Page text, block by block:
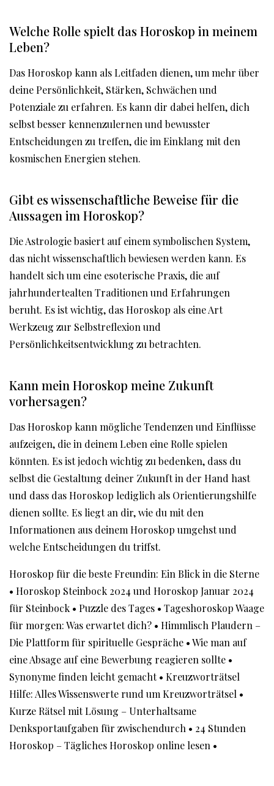
Welche Rolle spielt das Horoskop in meinem
Leben?
Das Horoskop kann als Leitfaden dienen, um mehr über
deine Persönlichkeit, Stärken, Schwächen und
Potenziale zu erfahren. Es kann dir dabei helfen, dich
selbst besser kennenzulernen und bewusster
Entscheidungen zu treffen, die im Einklang mit den
kosmischen Energien stehen.
Gibt es wissenschaftliche Beweise für die
Aussagen im Horoskop?
Die Astrologie basiert auf einem symbolischen System,
das nicht wissenschaftlich bewiesen werden kann. Es
handelt sich um eine esoterische Praxis, die auf
jahrhundertealten Traditionen und Erfahrungen
beruht. Es ist wichtig, das Horoskop als eine Art
Werkzeug zur Selbstreflexion und
Persönlichkeitsentwicklung zu betrachten.
Kann mein Horoskop meine Zukunft
vorhersagen?
Das Horoskop kann mögliche Tendenzen und Einflüsse
aufzeigen, die in deinem Leben eine Rolle spielen
könnten. Es ist jedoch wichtig zu bedenken, dass du
selbst die Gestaltung deiner Zukunft in der Hand hast
und dass das Horoskop lediglich als Orientierungshilfe
dienen sollte. Es liegt an dir, wie du mit den
Informationen aus deinem Horoskop umgehst und
welche Entscheidungen du triffst.
Horoskop für die beste Freundin: Ein Blick in die Sterne
• Horoskop Steinbock 2024 und Horoskop Januar 2024
für Steinbock • Puzzle des Tages • Tageshoroskop Waage
für morgen: Was erwartet dich? • Himmlisch Plaudern –
Die Plattform für spirituelle Gespräche •Wie man auf
eine Absage auf eine Bewerbung reagieren sollte •
Synonyme finden leicht gemacht• Kreuzworträtsel
Hilfe: Alles Wissenswerte rund um Kreuzworträtsel •
Kurze Rätsel mit Lösung – Unterhaltsame
Denksportaufgaben für zwischendurch • 24 Stunden
Horoskop – Tägliches Horoskop online lesen •